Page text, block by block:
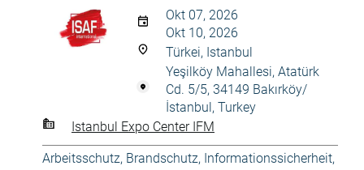
Okt 07, 2026
Okt 10, 2026
Türkei, Istanbul
Yeşilköy Mahallesi, Atatürk
Cd. 5/5, 34149 Bakırköy/
İstanbul, Turkey
Istanbul Expo Center IFM
Arbeitsschutz, Brandschutz, Informationssicherheit,